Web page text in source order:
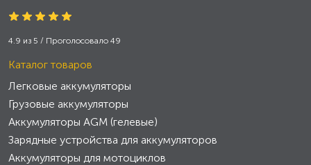
4.9 из 5 / Проголосовало 49
Каталог товаров
Легковые аккумуляторы
Грузовые аккумуляторы
Аккумуляторы AGM (гелевые)
Зарядные устройства для аккумуляторов
Аккумуляторы для мотоциклов